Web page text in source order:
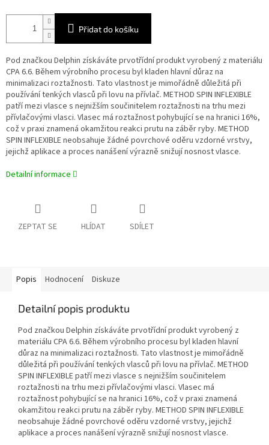
Přidat do košíku
Pod značkou Delphin získáváte prvotřídní produkt vyrobený z materiálu
CPA 6.6. Během výrobního procesu byl kladen hlavní důraz na
minimalizaci roztažnosti. Tato vlastnost je mimořádně důležitá při
používání tenkých vlasců při lovu na přívlač. METHOD SPIN INFLEXIBLE
patří mezi vlasce s nejnižším součinitelem roztažnosti na trhu mezi
přívlačovými vlasci. Vlasec má roztažnost pohybující se na hranici 16%,
což v praxi znamená okamžitou reakci prutu na záběr ryby. METHOD
SPIN INFLEXIBLE neobsahuje žádné povrchové oděru vzdorné vrstvy,
jejichž aplikace a proces nanášení výrazně snižují nosnost vlasce.
Detailní informace
ZEPTAT SE HLÍDAT SDÍLET
Popis Hodnocení Diskuze
Detailní popis produktu
Pod značkou Delphin získáváte prvotřídní produkt vyrobený z
materiálu CPA 6.6. Během výrobního procesu byl kladen hlavní
důraz na minimalizaci roztažnosti. Tato vlastnost je mimořádně
důležitá při používání tenkých vlasců při lovu na přívlač. METHOD
SPIN INFLEXIBLE patří mezi vlasce s nejnižším součinitelem
roztažnosti na trhu mezi přívlačovými vlasci. Vlasec má
roztažnost pohybující se na hranici 16%, což v praxi znamená
okamžitou reakci prutu na záběr ryby. METHOD SPIN INFLEXIBLE
neobsahuje žádné povrchové oděru vzdorné vrstvy, jejichž
aplikace a proces nanášení výrazně snižují nosnost vlasce.